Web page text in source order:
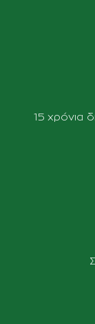
15 χρόνια